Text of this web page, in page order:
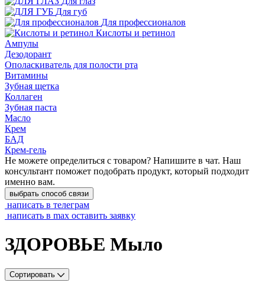
Для губ
Для профессионалов
Кислоты и ретинол
Ампулы
Дезодорант
Ополаскиватель для полости рта
Витамины
Зубная щетка
Коллаген
Зубная паста
Масло
Крем
БАД
Крем-гель
Не можете определиться с товаром? Напишите в чат. Наш
консультант поможет подобрать продукт, который подходит
именно вам.
выбрать способ связи
написать в телеграм
написать в max оставить заявку
ЗДОРОВЬЕ Мыло
Сортировать